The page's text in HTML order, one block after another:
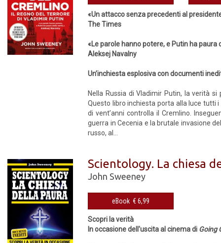
«Un attacco senza precedenti al
The Times
«Le parole hanno potere, e Putin ha paura
Aleksej Navalny
Un’inchiesta esplosiva con documenti
Nella Russia di Vladimir Putin, la verità
Questo libro inchiesta porta alla luce tutti
di vent’anni controlla il Cremlino.
guerra in Cecenia e la brutale invasione
russo, al...
Scientology. La chiesa
John Sweeney
eBook € 6,99
Scopri la verità
In occasione dell'uscita al cinema di Going